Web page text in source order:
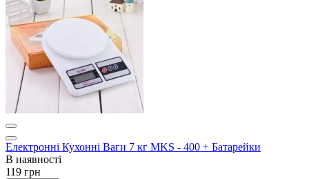
Електронні Кухонні Ваги 7 кг MKS - 400 + Батарейки
В наявності
119 грн